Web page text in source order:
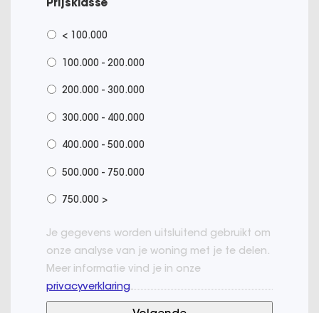
< 100.000
100.000 - 200.000
200.000 - 300.000
300.000 - 400.000
400.000 - 500.000
500.000 - 750.000
750.000 >
Je gegevens worden uitsluitend gebruikt om
onze analyse van je woning met je te delen.
Meer informatie vind je in onze
privacyverklaring.